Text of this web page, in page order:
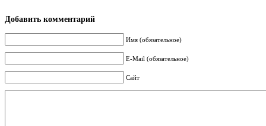
Добавить комментарий
Имя (обязательное)
E-Mail (обязательное)
Сайт